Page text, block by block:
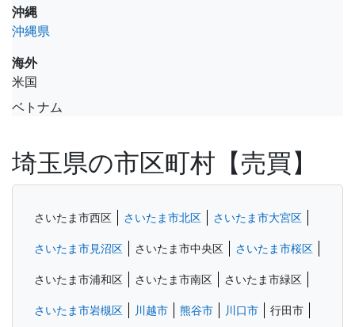
沖縄
沖縄県
海外
米国
ベトナム
埼玉県の市区町村【売買】
さいたま市西区 さいたま市北区 さいたま市大宮区
さいたま市見沼区 さいたま市中央区 さいたま市桜区
さいたま市浦和区 さいたま市南区 さいたま市緑区
さいたま市岩槻区 川越市 熊谷市 川口市 行田市